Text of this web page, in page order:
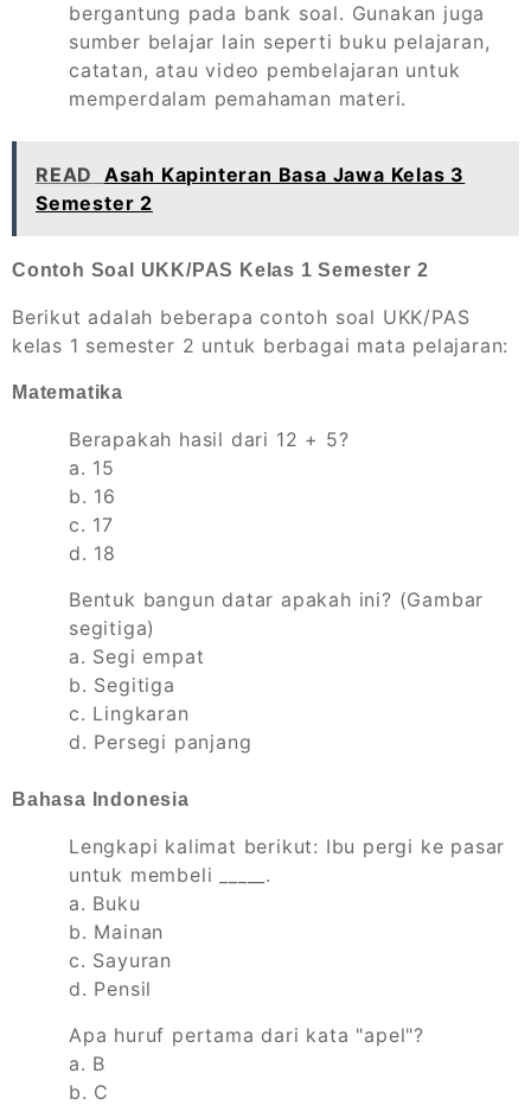
bergantung pada bank soal. Gunakan juga
sumber belajar lain seperti buku pelajaran,
catatan, atau video pembelajaran untuk
memperdalam pemahaman materi.
READ Asah Kapinteran Basa Jawa Kelas 3
Semester 2
Contoh Soal UKK/PAS Kelas 1 Semester 2
Berikut adalah beberapa contoh soal UKK/PAS
kelas 1 semester 2 untuk berbagai mata pelajaran:
Matematika
Berapakah hasil dari 12 + 5?
a. 15
b. 16
c. 17
d. 18
Bentuk bangun datar apakah ini? (Gambar
segitiga)
a. Segi empat
b. Segitiga
c. Lingkaran
d. Persegi panjang
Bahasa Indonesia
Lengkapi kalimat berikut: Ibu pergi ke pasar
untuk membeli _____.
a. Buku
b. Mainan
c. Sayuran
d. Pensil
Apa huruf pertama dari kata "apel"?
a. B
b. C